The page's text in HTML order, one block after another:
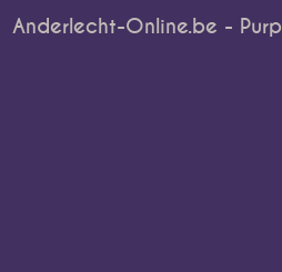
Anderlecht-Online.be -